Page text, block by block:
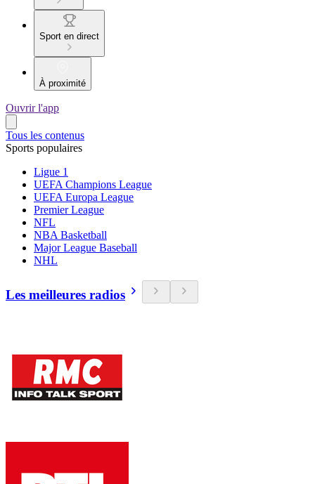
Sport en direct
À proximité
Ouvrir l'app
Tous les contenus
Sports populaires
Ligue 1
UEFA Champions League
UEFA Europa League
Premier League
NFL
NBA Basketball
Major League Baseball
NHL
Les meilleures radios